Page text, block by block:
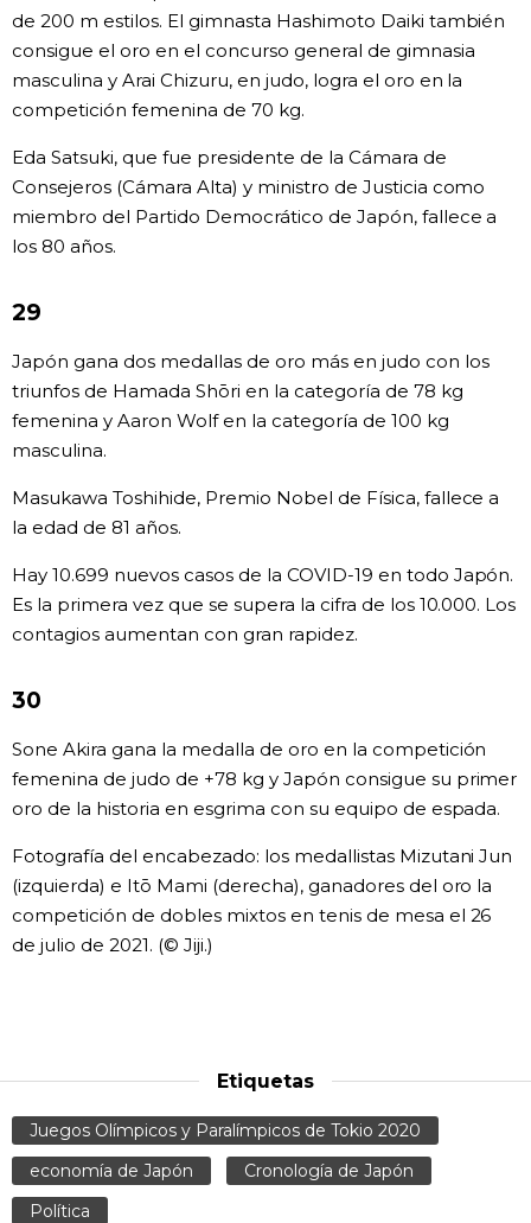
de 200 m estilos. El gimnasta Hashimoto Daiki también
consigue el oro en el concurso general de gimnasia
masculina y Arai Chizuru, en judo, logra el oro en la
competición femenina de 70 kg.
Eda Satsuki, que fue presidente de la Cámara de
Consejeros (Cámara Alta) y ministro de Justicia como
miembro del Partido Democrático de Japón, fallece a
los 80 años.
29
Japón gana dos medallas de oro más en judo con los
triunfos de Hamada Shōri en la categoría de 78 kg
femenina y Aaron Wolf en la categoría de 100 kg
masculina.
Masukawa Toshihide, Premio Nobel de Física, fallece a
la edad de 81 años.
Hay 10.699 nuevos casos de la COVID-19 en todo Japón.
Es la primera vez que se supera la cifra de los 10.000. Los
contagios aumentan con gran rapidez.
30
Sone Akira gana la medalla de oro en la competición
femenina de judo de +78 kg y Japón consigue su primer
oro de la historia en esgrima con su equipo de espada.
Fotografía del encabezado: los medallistas Mizutani Jun
(izquierda) e Itō Mami (derecha), ganadores del oro la
competición de dobles mixtos en tenis de mesa el 26
de julio de 2021. (© Jiji.)
Etiquetas
Juegos Olímpicos y Paralímpicos de Tokio 2020
economía de Japón
Cronología de Japón
Política